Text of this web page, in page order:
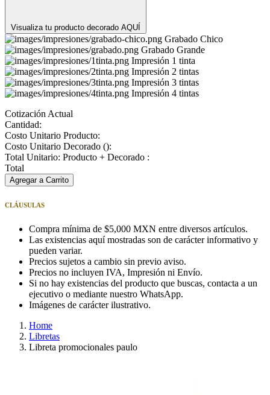
Visualiza tu producto decorado AQUÍ
Grabado Chico
Grabado Grande
Impresión 1 tinta
Impresión 2 tintas
Impresión 3 tintas
Impresión 4 tintas
Cotización Actual
Cantidad:
Costo Unitario Producto:
Costo Unitario Decorado ():
Total Unitario: Producto + Decorado :
Total
Agregar a Carrito
CLÁUSULAS
Compra mínima de $5,000 MXN entre diversos artículos.
Las existencias aquí mostradas son de carácter informativo y
pueden variar.
Precios sujetos a cambio sin previo aviso.
Precios no incluyen IVA, Impresión ni Envío.
Si no hay existencias del producto que buscas, contacta a un
ejecutivo o mediante nuestro WhatsApp.
Imágenes de carácter ilustrativo.
Home
Libretas
Libreta promocionales paulo